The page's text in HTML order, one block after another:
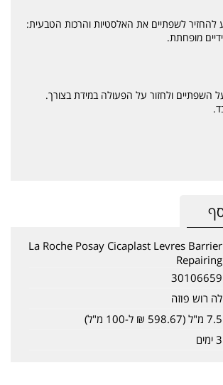
להחזיר לשפתיים את האלסטיות והרכות הטבעית:
מופחתת.
השפתיים ולחזור על הפעולה במידת בצורך.
La Roche Posay Cicaplast Levres Barrier
Repairing
30106659
לה רוש פוזה
7.5 מ"ל (598.67 ₪ ל-100 מ"ל)
3 ימים